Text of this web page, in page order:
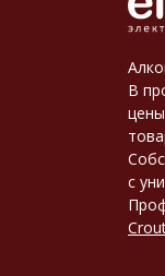
В
с